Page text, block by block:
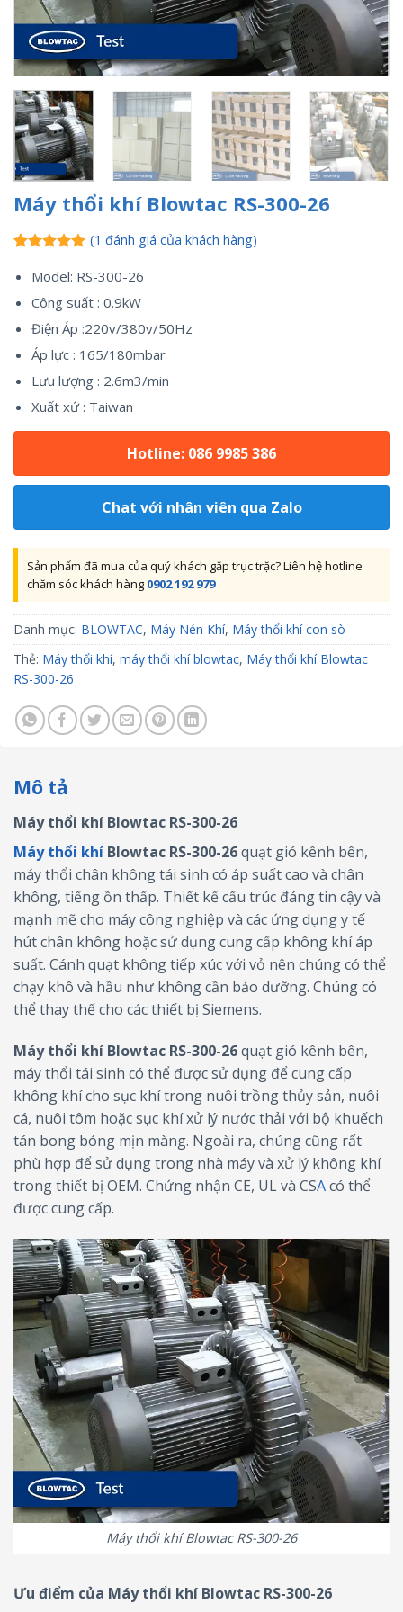
Máy thổi khí Blowtac RS-300-26
dựa trên
(1 đánh giá của khách hàng)
Model: RS-300-26
Công suất : 0.9kW
Điện Áp :220v/380v/50Hz
Áp lực : 165/180mbar
Lưu lượng : 2.6m3/min
Xuất xứ : Taiwan
Hotline: 086 9985 386
Chat với nhân viên qua Zalo
Sản phẩm đã mua của quý khách gặp trục trặc? Liên hệ hotline
chăm sóc khách hàng 0902 192 979
Danh mục: BLOWTAC, Máy Nén Khí, Máy thổi khí con sò
Thẻ: Máy thổi khí, máy thổi khí blowtac, Máy thổi khí Blowtac
RS-300-26
Mô tả
Máy thổi khí Blowtac RS-300-26
Máy thổi khí Blowtac RS-300-26quạt gió kênh bên,
máy thổi chân không tái sinh có áp suất cao và chân
không, tiếng ồn thấp. Thiết kế cấu trúc đáng tin cậy và
mạnh mẽ cho máy công nghiệp và các ứng dụng y tế
hút chân không hoặc sử dụng cung cấp không khí áp
suất. Cánh quạt không tiếp xúc với vỏ nên chúng có thể
chạy khô và hầu như không cần bảo dưỡng. Chúng có
thể thay thế cho các thiết bị Siemens.
Máy thổi khí Blowtac RS-300-26quạt gió kênh bên,
máy thổi tái sinh có thể được sử dụng để cung cấp
không khí cho sục khí trong nuôi trồng thủy sản, nuôi
cá, nuôi tôm hoặc sục khí xử lý nước thải với bộ khuếch
tán bong bóng mịn màng. Ngoài ra, chúng cũng rất
phù hợp để sử dụng trong nhà máy và xử lý không khí
trong thiết bị OEM. Chứng nhận CE, UL và CSAcó thể
được cung cấp.
Máy thổi khí Blowtac RS-300-26
Ưu điểm của Máy thổi khí Blowtac RS-300-26